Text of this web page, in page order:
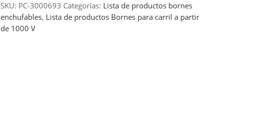
SKU: PC-3000693 Categorías: Lista de productos bornes
enchufables, Lista de productos Bornes para carril a partir
de 1000 V